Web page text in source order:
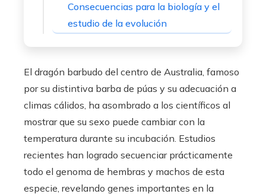
Consecuencias para la biología y el
estudio de la evolución
El dragón barbudo del centro de Australia, famoso
por su distintiva barba de púas y su adecuación a
climas cálidos, ha asombrado a los científicos al
mostrar que su sexo puede cambiar con la
temperatura durante su incubación. Estudios
recientes han logrado secuenciar prácticamente
todo el genoma de hembras y machos de esta
especie, revelando genes importantes en la